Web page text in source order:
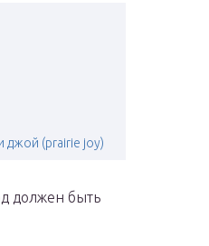
джой (prairie joy)
должен быть